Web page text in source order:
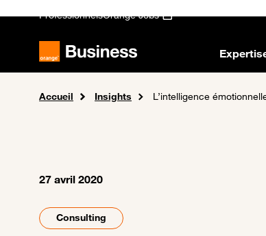
ProfessionnelsOrange Jobs
Accueil Insights L’intelligence
27 avril 2020
Consulting